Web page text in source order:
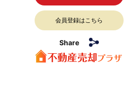
会員登録はこちら
Share